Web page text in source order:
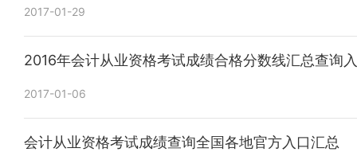
2017-01-29
2016年会计从业资格考试成绩合格分数线汇总查询
2017-01-06
会计从业资格考试成绩查询全国各地官方入口汇总